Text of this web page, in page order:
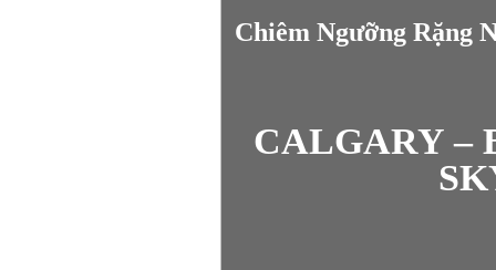
Chiêm Ngưỡng Rặng
CALGARY –